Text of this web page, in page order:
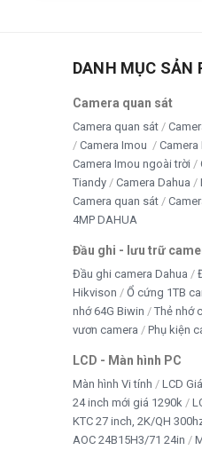
DANH MỤC SẢN
Camera quan sát
Camera quan sát
Camera Imou
Camera
Camera Imou ngoài trời
Tiandy
Camera Dahua
Camera quan sát
4MP DAHUA
Đầu ghi - lưu trữ
Đầu ghi camera Dahua
Hikvison
Ổ cứng 1TB
nhớ 64G Biwin
Thẻ nhớ
vươn camera
Phụ kiện
LCD - Màn hình PC
Màn hình Vi tính
LCD
24 inch mới giá 1290k
KTC 27 inch, 2K/QH
AOC 24B15H3/71 24in